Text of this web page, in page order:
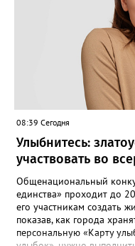
08:39 Сегодня
Улыбнитесь:
участвовать во
Общенациональный
единства» проходит до
его участникам создать
показав, как города
персональную «Карту